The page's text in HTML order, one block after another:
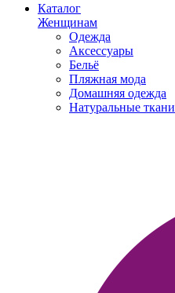
Каталог
Женщинам
Одежда
Аксессуары
Бельё
Пляжная мода
Домашняя одежда
Натуральные ткани